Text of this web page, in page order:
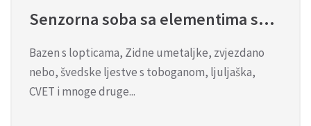
Senzorna soba sa elementima snoezelen sobe
Bazen s lopticama, Zidne umetaljke, zvjezdano
nebo, švedske ljestve s toboganom, ljuljaška,
CVET i mnoge druge...